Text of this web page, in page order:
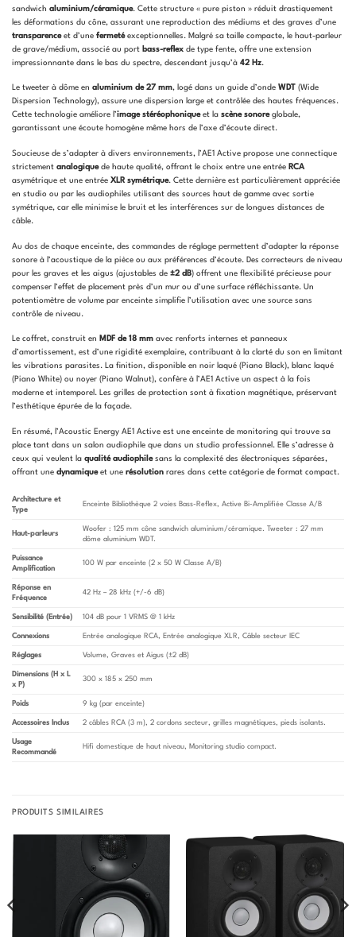
sandwich aluminium/céramique. Cette structure « pure piston » réduit drastiquement
les déformations du cône, assurant une reproduction des médiums et des graves d’une
transparenceet d’une fermetéexceptionnelles. Malgré sa taille compacte, le haut-parleur
de grave/médium, associé au port bass-reflex de type fente, offre une extension
impressionnante dans le bas du spectre, descendant jusqu’à 42 Hz.
Le tweeter à dôme en aluminium de 27 mm, logé dans un guide d’onde WDT (Wide
Dispersion Technology), assure une dispersion large et contrôlée des hautes fréquences.
Cette technologie améliore l’image stéréophoniqueet la scène sonoreglobale,
garantissant une écoute homogène même hors de l’axe d’écoute direct.
Soucieuse de s’adapter à divers environnements, l’AE1 Active propose une connectique
strictement analogiquede haute qualité, offrant le choix entre une entrée RCA
asymétrique et une entrée XLR symétrique. Cette dernière est particulièrement appréciée
en studio ou par les audiophiles utilisant des sources haut de gamme avec sortie
symétrique, car elle minimise le bruit et les interférences sur de longues distances de
câble.
Au dos de chaque enceinte, des commandes de réglage permettent d’adapter la réponse
sonore à l’acoustique de la pièce ou aux préférences d’écoute. Des correcteurs de niveau
pour les graves et les aigus (ajustables de ±2 dB) offrent une flexibilité précieuse pour
compenser l’effet de placement près d’un mur ou d’une surface réfléchissante. Un
potentiomètre de volume par enceinte simplifie l’utilisation avec une source sans
contrôle de niveau.
Le coffret, construit en MDF de 18 mm avec renforts internes et panneaux
d’amortissement, est d’une rigidité exemplaire, contribuant à la clarté du son en limitant
les vibrations parasites. La finition, disponible en noir laqué (Piano Black), blanc laqué
(Piano White) ou noyer (Piano Walnut), confère à l’AE1 Active un aspect à la fois
moderne et intemporel. Les grilles de protection sont à fixation magnétique, préservant
l’esthétique épurée de la façade.
En résumé, l’Acoustic Energy AE1 Active est une enceinte de monitoring qui trouve sa
place tant dans un salon audiophile que dans un studio professionnel. Elle s’adresse à
ceux qui veulent la qualité audiophilesans la complexité des électroniques séparées,
offrant une dynamiqueet une résolution rares dans cette catégorie de format compact.
Architecture et
Type
Enceinte Bibliothèque 2 voies Bass-Reflex, Active Bi-Amplifiée Classe A/B
Haut-parleurs
Woofer : 125 mm cône sandwich aluminium/céramique. Tweeter : 27 mm
dôme aluminium WDT.
Puissance
Amplification
100 W par enceinte (2 x 50 W Classe A/B)
Réponse en
Fréquence
42 Hz – 28 kHz (+/-6 dB)
Sensibilité (Entrée) 104 dB pour 1 VRMS @ 1 kHz
Connexions Entrée analogique RCA, Entrée analogique XLR, Câble secteur IEC
Réglages Volume, Graves et Aigus (±2 dB)
Dimensions (H x L
x P)
300 x 185 x 250 mm
Poids 9 kg (par enceinte)
Accessoires Inclus 2 câbles RCA (3 m), 2 cordons secteur, grilles magnétiques, pieds isolants.
Usage
Recommandé
Hifi domestique de haut niveau, Monitoring studio compact.
PRODUITS SIMILAIRES